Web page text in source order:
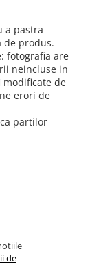
a pastra
de produs.
fotografia are
neincluse in
de
erori de
partilor
de